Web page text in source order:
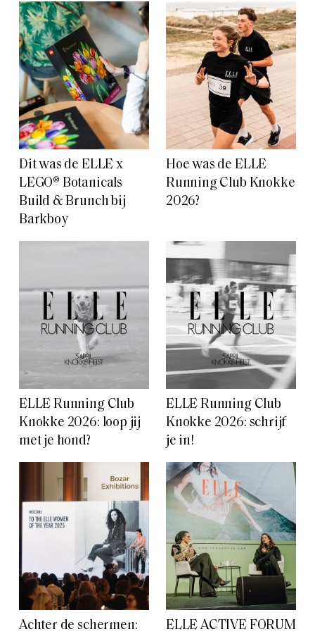
Dit was de ELLE x
LEGO® Botanicals
Build & Brunch bij
Barkboy
Hoe was de ELLE
Running Club Knokke
2026?
ELLE Running Club
Knokke 2026: loop jij
met je hond?
ELLE Running Club
Knokke 2026: schrijf
je in!
Achter de schermen:
ELLE ACTIVE FORUM